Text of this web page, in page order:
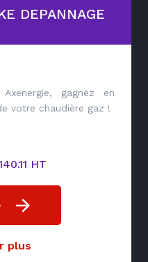
DEPANNAGE
Axenergie, gagnez en
votre chaudière gaz !
HT
plus